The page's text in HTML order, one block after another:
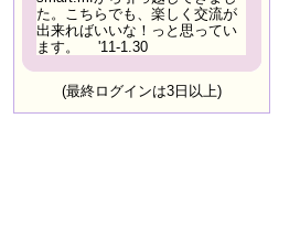
た。こちらでも、楽しく交流が
出来ればいいな！っと思ってい
ます。 '11-1.30
(最終ログインは3日以上)